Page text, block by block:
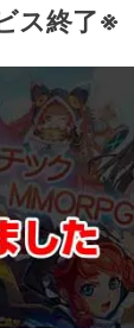
ス終了※